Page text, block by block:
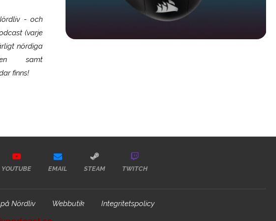
- och
(varje
nördiga
samt
finns!
YOUTUBE EMAIL STEAM TWITCH
Nördliv Webbutik Integritetspolicy